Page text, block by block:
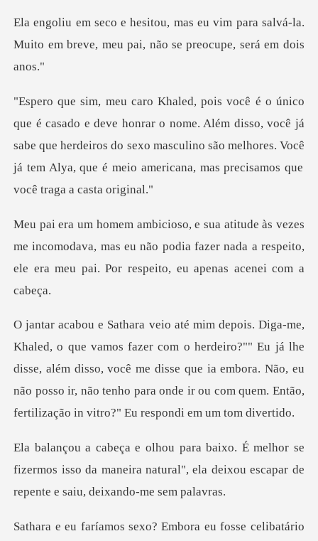
im para salvá-la.
Muito em breve, meu p
nome. Além disso, você já
sabe que herdeiros do sexo masculino são melhores. Você
incomodava, mas eu não podia fazer nada a respeito,
ele
iro?"" Eu já lhe
disse, além disso, você me disse que ia embora. Não, eu
não posso ir, não te
se
fizermos isso da maneira natural", ela deixou